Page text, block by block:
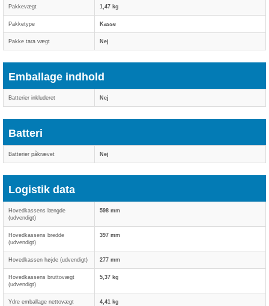
Pakkevægt 1,47 kg
Pakketype Kasse
Pakke tara vægt Nej
Emballage indhold
Batterier inkluderet Nej
Batteri
Batterier påkrævet Nej
Logistik data
Hovedkassens længde
(udvendigt)
598 mm
Hovedkassens bredde
(udvendigt)
397 mm
Hovedkassen højde (udvendigt) 277 mm
Hovedkassens bruttovægt
(udvendigt)
5,37 kg
Ydre emballage nettovægt 4,41 kg